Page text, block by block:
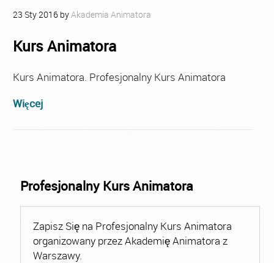
23 Sty2016 by Akademia Animatora
Kurs Animatora
Kurs Animatora. Profesjonalny Kurs Animatora
Więcej
Profesjonalny Kurs Animatora
Zapisz Się na Profesjonalny Kurs Animatora
organizowany przez Akademię Animatora z
Warszawy.